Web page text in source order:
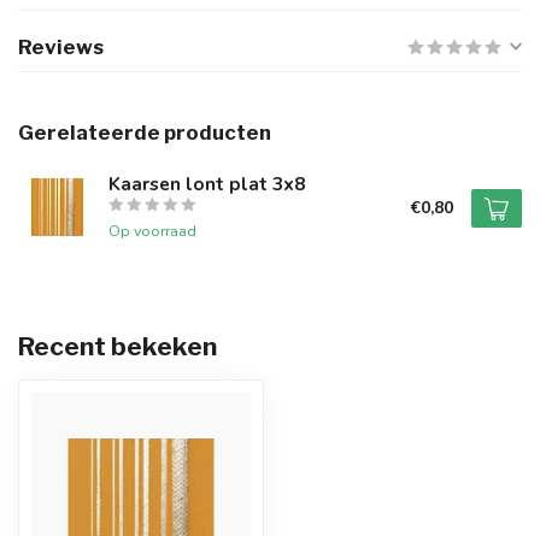
Reviews
Gerelateerde producten
Kaarsen lont plat 3x8
Op voorraad
€0,80
Recent bekeken